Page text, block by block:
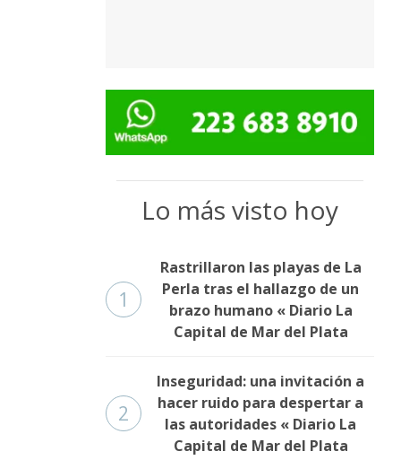
Lo más visto hoy
1
Rastrillaron las playas de La
Perla tras el hallazgo de un
brazo humano « Diario La
Capital de Mar del Plata
2
Inseguridad: una invitación a
hacer ruido para despertar a
las autoridades « Diario La
Capital de Mar del Plata